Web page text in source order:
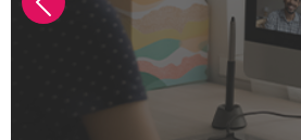
Previous